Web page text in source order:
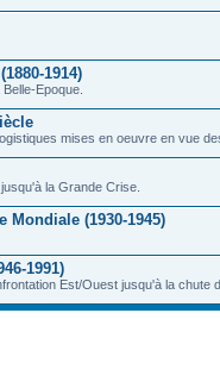
1914)
Epoque.
mises en oeuvre en vue
la Grande Crise.
Mondiale (1930-1945)
1991)
Est/Ouest jusqu'à la chute